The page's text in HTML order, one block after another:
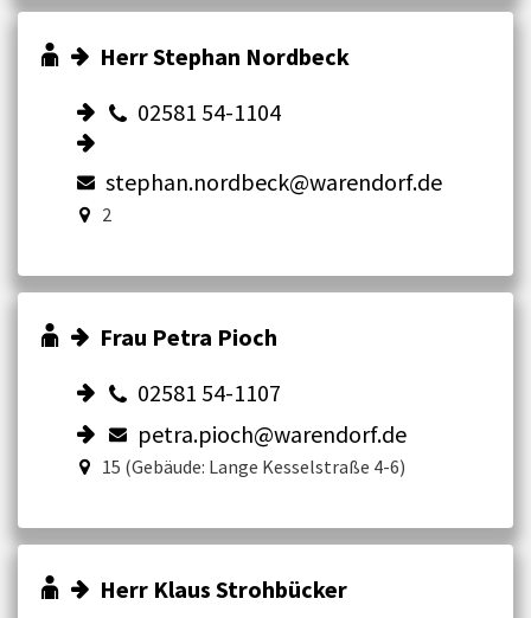
Herr Stephan Nordbeck
02581 54-1104
stephan.nordbeck@warendorf.de
2
Frau Petra Pioch
02581 54-1107
petra.pioch@warendorf.de
15 (Gebäude: Lange Kesselstraße 4-6)
Herr Klaus Strohbücker